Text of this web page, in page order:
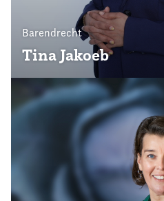
Barendrecht
Tina Jakoeb